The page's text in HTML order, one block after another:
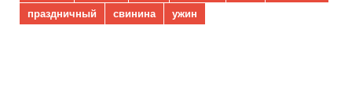
праздничный
свинина ужин